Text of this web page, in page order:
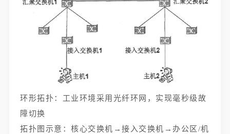
环形拓扑：工业环境采用光纤环网，实现毫秒级故
障切换
拓扑图示意：核心交换机→接入交换机→办公区/机